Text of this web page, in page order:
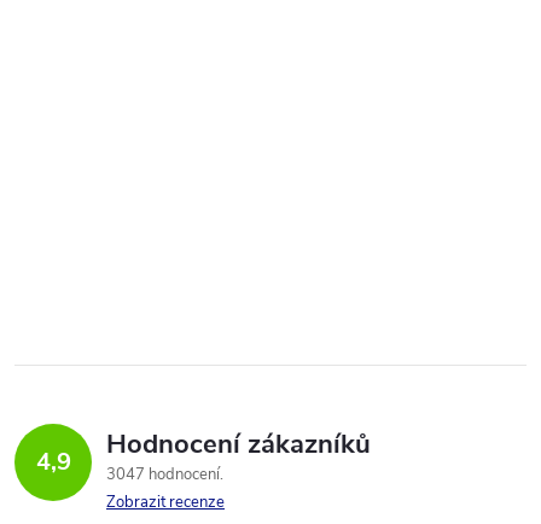
4,9 Hodnocení zákazníků
3047 hodnocení
Zobrazit recenze